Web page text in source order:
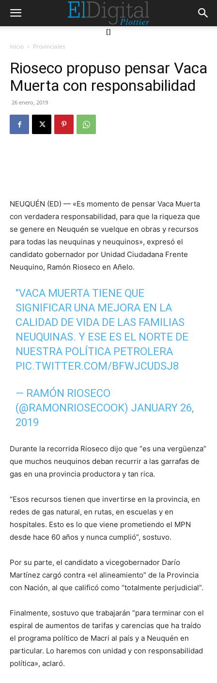
[]
Inicio Provinciales
Rioseco propuso pensar Vaca
Muerta con responsabilidad
26 enero, 2019
NEUQUÉN (ED) — «Es momento de pensar Vaca Muerta
con verdadera responsabilidad, para que la riqueza que
se genere en Neuquén se vuelque en obras y recursos
para todas las neuquinas y neuquinos», expresó el
candidato gobernador por Unidad Ciudadana Frente
Neuquino, Ramón Rioseco en Añelo.
"VACA MUERTA TIENE QUE
SIGNIFICAR UNA MEJORA EN LA
CALIDAD DE VIDA DE LAS FAMILIAS
NEUQUINAS. Y ESE ES EL NORTE DE
NUESTRA POLÍTICA PETROLERA
PIC.TWITTER.COM/BFWJCUDSJ8
— RAMÓN RIOSECO
(@RAMONRIOSECOOK) JANUARY 26,
2019
Durante la recorrida Rioseco dijo que “es una vergüenza”
que muchos neuquinos deban recurrir a las garrafas de
gas en una provincia productora y tan rica.
“Esos recursos tienen que invertirse en la provincia, en
redes de gas natural, en rutas, en escuelas y en
hospitales. Esto es lo que viene prometiendo el MPN
desde hace 60 años y nunca cumplió”, sostuvo.
Por su parte, el candidato a vicegobernador Darío
Martínez cargó contra «el alineamiento” de la Provincia
con Nación, al que calificó como “totalmente perjudicial”.
Finalmente, sostuvo que trabajarán “para terminar con el
espiral de aumentos de tarifas y carencias que ha traído
el programa político de Macri al país y a Neuquén en
particular. Lo haremos con unidad y con responsabilidad
política», aclaró.